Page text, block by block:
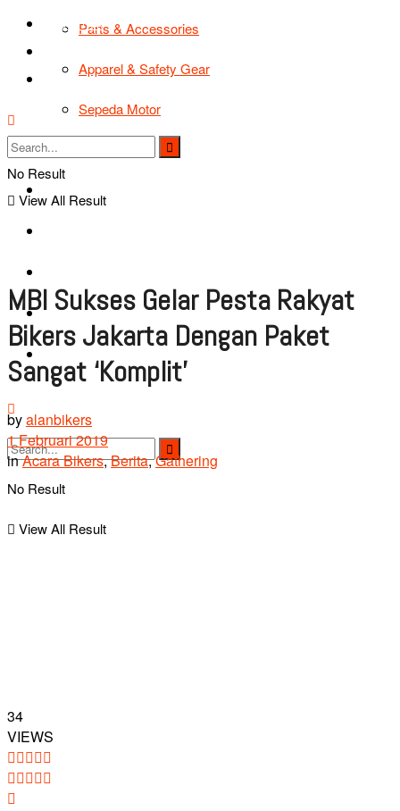
Parts & Accessories
Apparel & Safety Gear
Sepeda Motor
Bikers Cars
No Result
View All Result
TIPS & TRIK
Tentang Kami
No Result
View All Result
MBI Sukses Gelar Pesta Rakyat
Bikers Jakarta Dengan Paket
Sangat ‘Komplit’
byalanbikers
1 Februari 2019
inAcara Bikers,Berita,Gathering
34
VIEWS